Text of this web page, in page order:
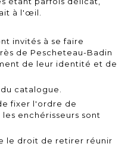
à l'œil.
invités à se faire
de Pescheteau-Badin
de leur identité et de
catalogue.
fixer l'ordre de
enchérisseurs sont
le droit de retirer réunir